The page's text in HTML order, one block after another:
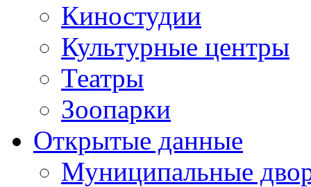
Киностудии
Культурные центры
Театры
Зоопарки
Открытые данные
Муниципальные